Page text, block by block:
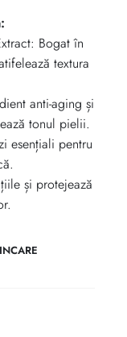
Bogat în
textura
anti-aging și
tonul pielii.
esențiali pentru
și protejează